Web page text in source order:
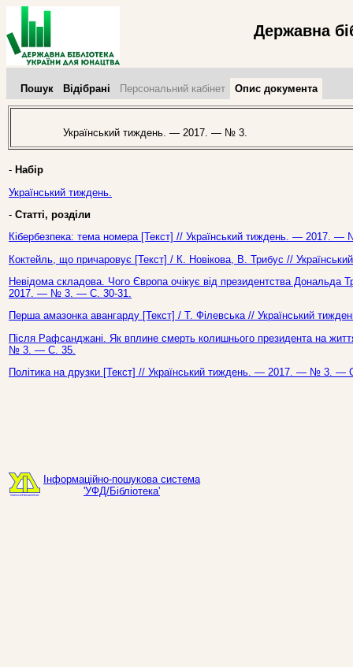
Державна
Пошук Відібрані Персональний кабінет Опис документа
Український тиждень. — 2017. — № 3.
- Набір
Український тиждень.
- Статті, розділи
Кібербезпека: тема номера [Текст] // Український тиждень. — 2017.
Коктейль, що причаровує [Текст] / К. Новікова, В. Трибус //
Невідома складова. Чого Європа очікує від президентства
2017. — № 3. — С. 30-31.
Перша амазонка авангарду [Текст] / Т. Філевська // Український
Після Рафсанджані. Як вплине смерть колишнього президента на
№ 3. — С. 35.
Політика на друзки [Текст] // Український тиждень. — 2017. — № 3. —
Інформаційно-пошукова система
'УФД/Бібліотека'